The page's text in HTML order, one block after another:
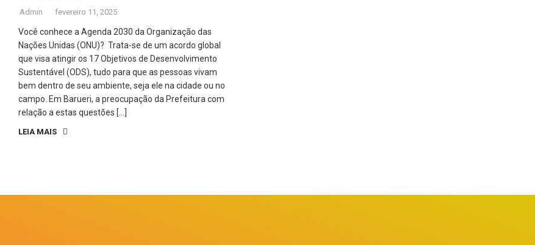
Admin fevereiro 11, 2025
Você conhece a Agenda 2030 da Organização das
Nações Unidas (ONU)? Trata-se de um acordo global
que visa atingir os 17 Objetivos de Desenvolvimento
Sustentável (ODS), tudo para que as pessoas vivam
bem dentro de seu ambiente, seja ele na cidade ou no
campo. Em Barueri, a preocupação da Prefeitura com
relação a estas questões […]
LEIA MAIS